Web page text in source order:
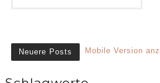
Neuere Posts Mobile Version